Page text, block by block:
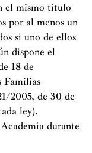
el mismo título
por al menos un
si uno de ellos
dispone el
18 de
Familias
2005, de 30 de
ley).
durante